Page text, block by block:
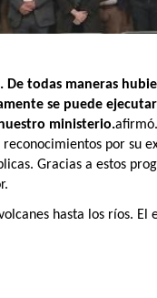
todas maneras
se puede
ministerio.
por su
Gracias a estos
hasta los ríos. El